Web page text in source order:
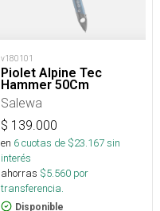
v180101
Piolet Alpine Tec
Hammer 50Cm
Salewa
$ 139.000
en 6cuotas de $23.167sin
interés
ahorras $5.560 por
transferencia.
Disponible